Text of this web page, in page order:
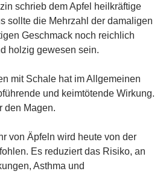
schrieb dem Apfel heilkräftige
sollte die Mehrzahl der damaligen
Geschmack noch reichlich
holzig gewesen sein.
mit Schale hat im Allgemeinen
und keimtötende Wirkung.
den Magen.
von Äpfeln wird heute von der
Es reduziert das Risiko, an
Asthma und